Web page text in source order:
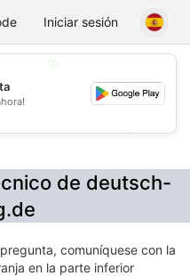
DatingIniciar sesión
💕
de deutsch-
comuníquese con la
en la parte inferior